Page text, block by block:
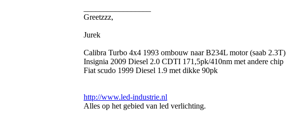
Greetzzz,
Jurek
Calibra Turbo 4x4 1993 ombouw naar B234L motor (saab 2.3T)
Insignia 2009 Diesel 2.0 CDTI 171,5pk/410nm met andere chip
Fiat scudo 1999 Diesel 1.9 met dikke 90pk
http://www.led-industrie.nl
Alles op het gebied van led verlichting.